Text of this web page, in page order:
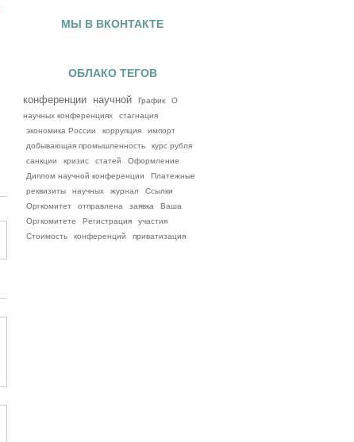
МЫ В ВКОНТАКТЕ
ОБЛАКО ТЕГОВ
конференции научной График
О
научных конференциях
стагнация
экономика России
коррупция
импорт
добывающая промышленность
курс рубля
санкции
кризис статей
Оформление
Диплом научной конференции
Платежные
реквизиты
научных журнал
Ссылки
Оргкомитет
отправлена заявка
Ваша
Оргкомитете
Регистрация
участия
Стоимость
конференций приватизация